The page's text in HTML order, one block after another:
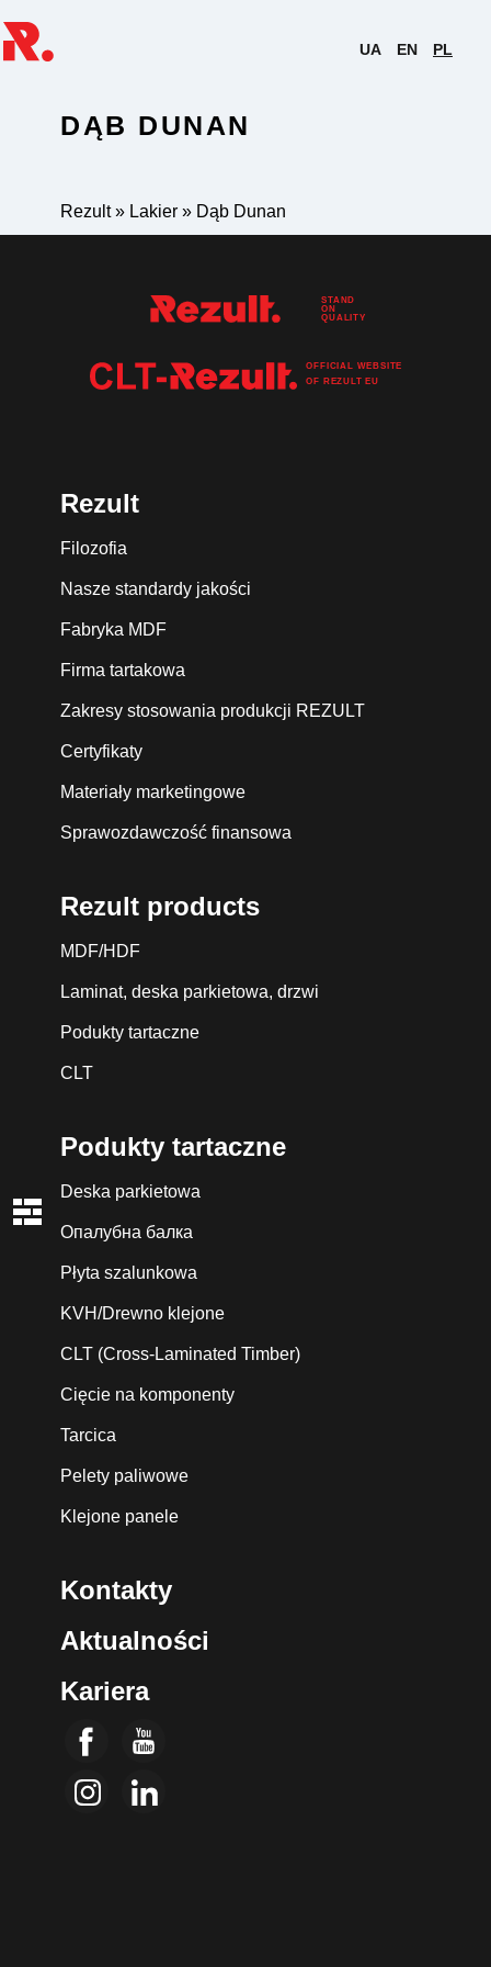
UA EN PL
DĄB DUNAN
Rezult» Lakier » Dąb Dunan
STAND
ON
QUALITY
OFFICIAL WEBSITE
OF REZULT EU
Rezult
Filozofia
Nasze standardy jakości
Fabryka MDF
Firma tartakowa
Zakresy stosowania produkcji REZULT
Certyfikaty
Materiały marketingowe
Sprawozdawczość finansowa
Rezult products
MDF/HDF
Laminat, deska parkietowa, drzwi
Podukty tartaczne
CLT
Podukty tartaczne
Deska parkietowa
Опалубна балка
Płyta szalunkowa
KVH/Drewno klejone
CLT (Cross-Laminated Timber)
Cięcie na komponenty
Tarcica
Pelety paliwowe
Klejone panele
Kontakty
Aktualności
Kariera